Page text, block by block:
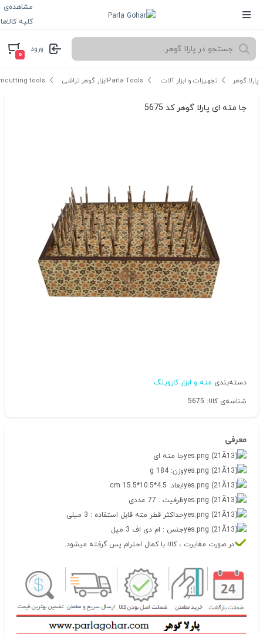
مشاهده‌ی
کلیه کالاها
ورود
۰
پارلا گوهر تجهیزات و ابزار آلات Parla Tools ابزار گوهر تراشی gemcutting tools
جا مته ای پارلا گوهر کد 5675
دسته‌بندی مته و ابزار کاروینگ
شناسه‌ی کالا: 5675
معرفی
جا مته ای
وزن: 184 g
ابعاد: 4.5*10.5*15.5 cm
ظرفیت : 77 عددی
حداکثر قطر مته قابل استفاده : 3 میلی
جنس : ام دی اف 3 میل
در صورت مغایرت ، کالا با کمال احترام پس گرفته میشود.